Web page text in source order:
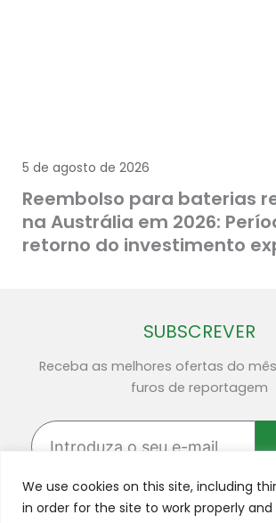
We use cookies on this site, including
in order for the site to work properly
5 de agosto de 2026
Reembolso para baterias
na Austrália em 2026:
retorno do investimento
SUBSCREVER
Receba as melhores ofertas do
furos de reportagem
Introduza
o
e-
mail